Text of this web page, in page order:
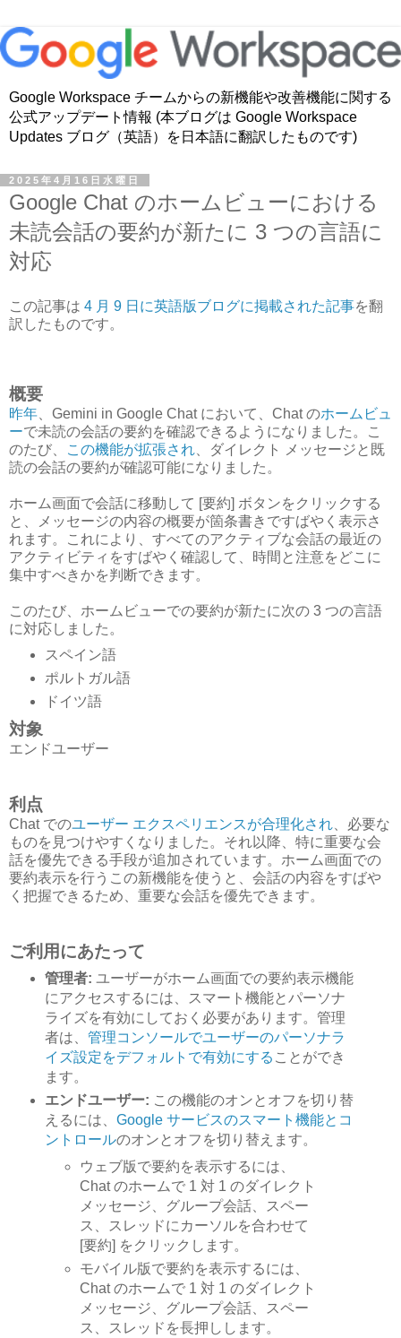
Google Workspace チームからの新機能や改善機能に関する
公式アップデート情報 (本ブログは Google Workspace
Updates ブログ（英語）を日本語に翻訳したものです)
2025年4月16日水曜日
Google Chat のホームビューにおける
未読会話の要約が新たに 3 つの言語に
対応
この記事は 4 月 9 日に英語版ブログに掲載された記事を翻
訳したものです。
概要
昨年 、Gemini in Google Chat において、Chat のホームビュ
ーで未読の会話の要約を確認できるようになりました。こ
のたび、
この機能が拡張され 、ダイレクト メッセージと既
読の会話の要約が確認可能になりました。
ホーム画面で会話に移動して [要約] ボタンをクリックする
と、メッセージの内容の概要が箇条書きですばやく表示さ
れます。これにより、すべてのアクティブな会話の最近の
アクティビティをすばやく確認して、時間と注意をどこに
集中すべきかを判断できます。
このたび、ホームビューでの要約が新たに次の 3 つの言語
に対応しました。
スペイン語
ポルトガル語
ドイツ語
対象
エンドユーザー
利点
Chat でのユーザー エクスペリエンスが合理化され 、必要な
ものを見つけやすくなりました。それ以降、特に重要な会
話を優先できる手段が追加されています。ホーム画面での
要約表示を行うこの新機能を使うと、会話の内容をすばや
く把握できるため、重要な会話を優先できます。
ご利用にあたって
管理者: ユーザーがホーム画面での要約表示機能
にアクセスするには、スマート機能とパーソナ
ライズを有効にしておく必要があります。管理
者は、 管理コンソールでユーザーのパーソナラ
イズ設定をデフォルトで有効にする ことができ
ます。
エンドユーザー: この機能のオンとオフを切り替
えるには、 Google サービスのスマート機能とコ
ントロールのオンとオフを切り替えます。
ウェブ版で要約を表示するには、
Chat のホームで 1 対 1 のダイレクト
メッセージ、グループ会話、スペー
ス、スレッドにカーソルを合わせて
[要約] をクリックします。
モバイル版で要約を表示するには、
Chat のホームで 1 対 1 のダイレクト
メッセージ、グループ会話、スペー
ス、スレッドを長押しします。